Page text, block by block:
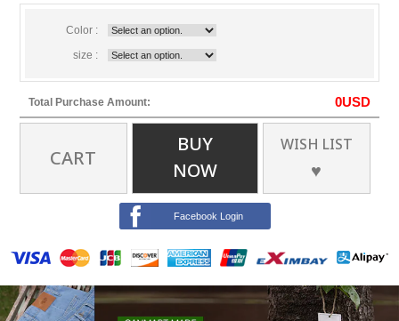
Color :
size :
Total Purchase Amount: 0USD
CART
BUY
NOW
WISH LIST
♥
Facebook Login